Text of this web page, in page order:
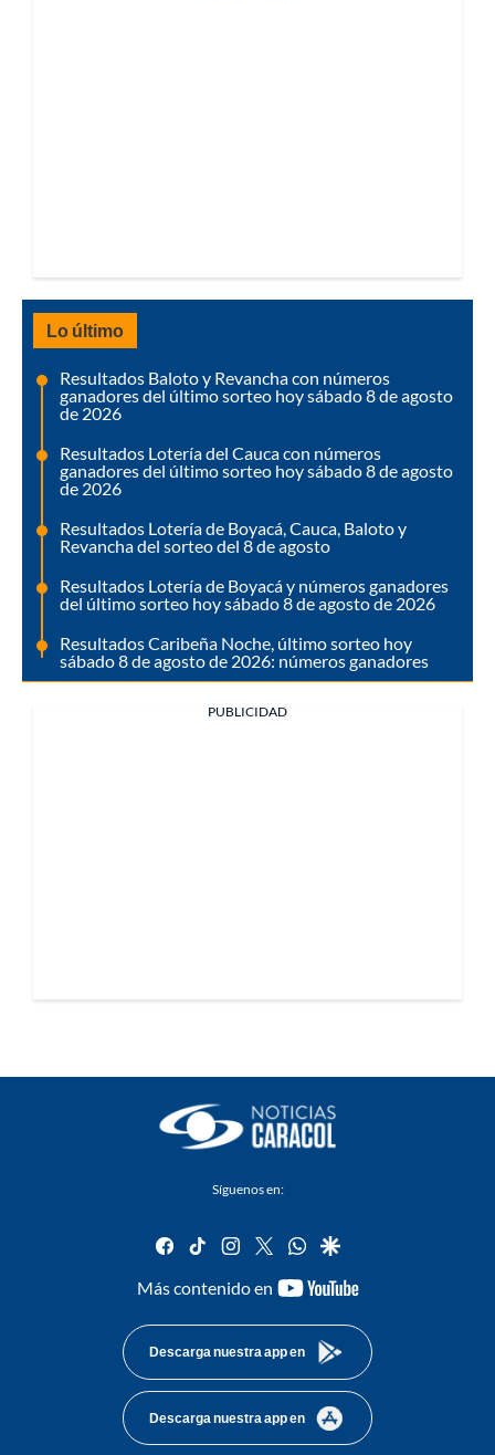
Lo último
Resultados Baloto y Revancha con números
ganadores del último sorteo hoy sábado 8 de agosto
de 2026
Resultados Lotería del Cauca con números
ganadores del último sorteo hoy sábado 8 de agosto
de 2026
Resultados Lotería de Boyacá, Cauca, Baloto y
Revancha del sorteo del 8 de agosto
Resultados Lotería de Boyacá y números ganadores
del último sorteo hoy sábado 8 de agosto de 2026
Resultados Caribeña Noche, último sorteo hoy
sábado 8 de agosto de 2026: números ganadores
PUBLICIDAD
Síguenos en:
facebook
tiktok instagram
twitterwhatsapp
google
Más contenido en
youtube-
Descarga nuestra app en
Descarga nuestra app en